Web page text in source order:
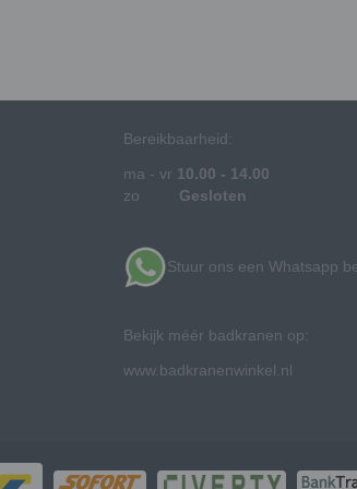
Bereikbaarheid:
ma - vr 10.00 - 14.00
zo Gesloten
Stuur ons een Whatsapp
Bekijk méér badkranen op:
www.badkranenwinkel.nl